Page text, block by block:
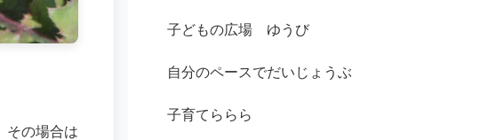
その場合は
子どもの広場 ゆうび
自分のペースでだいじょうぶ
子育てららら